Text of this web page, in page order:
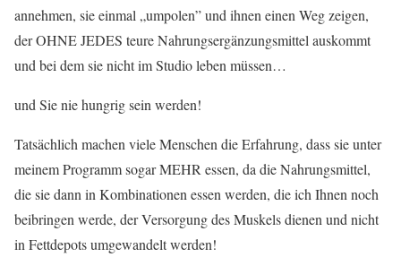
annehmen, sie einmal „umpolen” und ihnen einen Weg zeigen,
der OHNE JEDES teure Nahrungsergänzungsmittel auskommt
und bei dem sie nicht im Studio leben müssen…
und Sie nie hungrig sein werden!
Tatsächlich machen viele Menschen die Erfahrung, dass sie unter
meinem Programm sogar MEHR essen, da die Nahrungsmittel,
die sie dann in Kombinationen essen werden, die ich Ihnen noch
beibringen werde, der Versorgung des Muskels dienen und nicht
in Fettdepots umgewandelt werden!